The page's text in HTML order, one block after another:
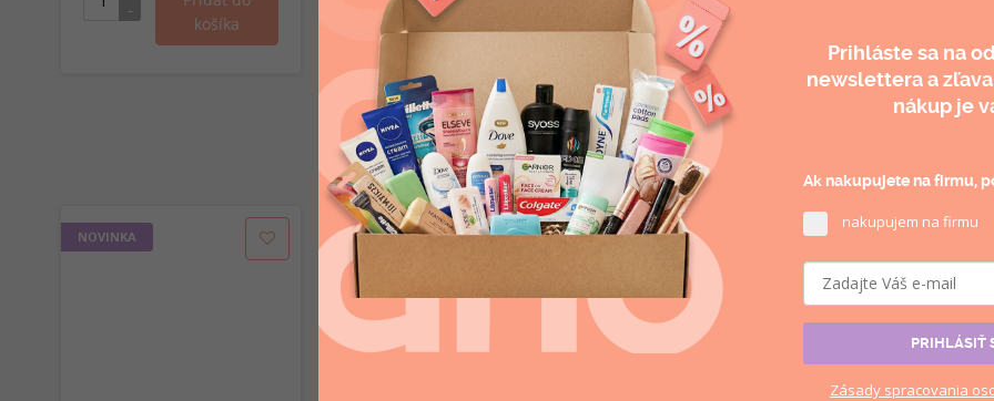
Odporúčané produkty
NOVINKA NOVINKA
Prihláste sa na
newslettera azľava
nákup je
Ak nakupujete na firmu,
nakupujem na firmu
PRIHLÁSIŤ
Zásady spracovania